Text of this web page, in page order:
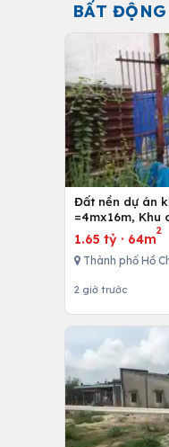
BẤT
Đất nền dự án
=4mx16m, Khu
Bình Chánh, Tp.
1.65 tỷ · 64m
2
Thành phố Hồ
2 giờ trước